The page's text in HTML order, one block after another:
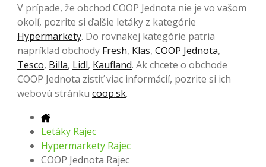
V prípade, že obchod COOP Jednota nie je vo vašom
okolí, pozrite si ďalšie letáky z kategórie
Hypermarkety. Do rovnakej kategórie patria
napríklad obchody Fresh, Klas, COOP Jednota,
Tesco, Billa, Lidl, Kaufland. Ak chcete o obchode
COOP Jednota zistiť viac informácií, pozrite si ich
webovú stránku coop.sk.
Letáky Rajec
Hypermarkety Rajec
COOP Jednota Rajec